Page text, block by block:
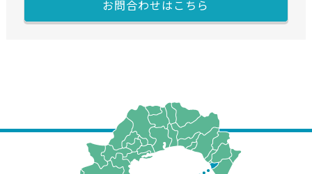
お問合わせはこちら